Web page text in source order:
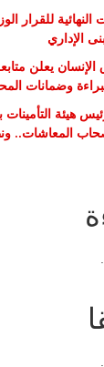
للقرار
الإداري
يعلن
وضمانات
هيئة
أصحاب